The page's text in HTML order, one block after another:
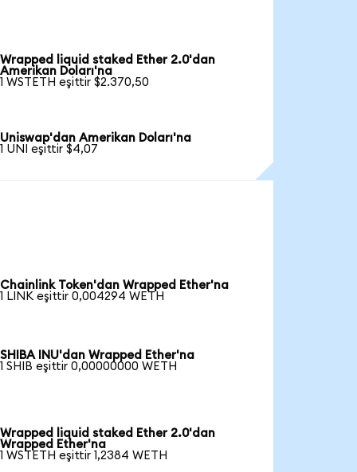
Wrapped liquid staked Ether 2.0'dan
Amerikan Doları'na
1 WSTETH eşittir $2.370,50
Uniswap'dan Amerikan Doları'na
1 UNI eşittir $4,07
Chainlink Token'dan Wrapped Ether'na
1 LINK eşittir 0,004294 WETH
SHIBA INU'dan Wrapped Ether'na
1 SHIB eşittir 0,00000000 WETH
Wrapped liquid staked Ether 2.0'dan
Wrapped Ether'na
1 WSTETH eşittir 1,2384 WETH